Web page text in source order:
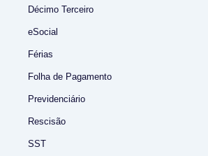
Décimo Terceiro
eSocial
Férias
Folha de Pagamento
Previdenciário
Rescisão
SST